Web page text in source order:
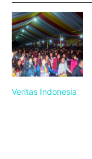
Veritas Indonesia